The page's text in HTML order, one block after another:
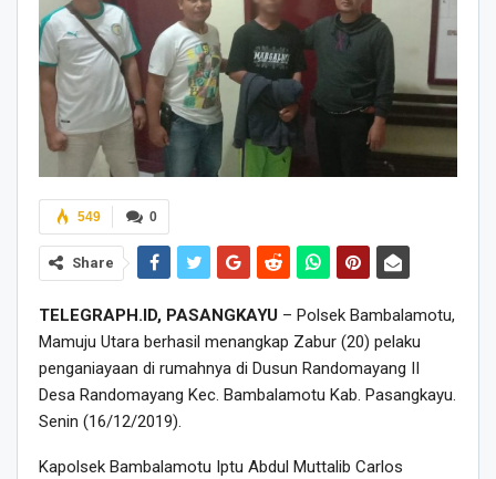
0
549
Share
TELEGRAPH.ID, PASANGKAYU – Polsek Bambalamotu,
Mamuju Utara berhasil menangkap Zabur (20) pelaku
penganiayaan di rumahnya di Dusun Randomayang II
Desa Randomayang Kec. Bambalamotu Kab. Pasangkayu.
Senin (16/12/2019).
Kapolsek Bambalamotu Iptu Abdul Muttalib Carlos